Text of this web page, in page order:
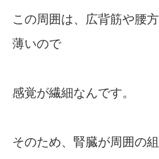
この周囲は、広背筋や腰
薄いので
感覚が繊細なんです。
そのため、腎臓が周囲の